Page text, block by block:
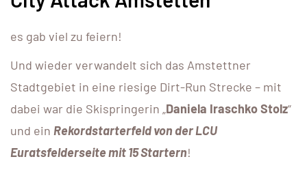
es gab viel zu feiern!
Und wieder verwandelt sich das Amstettner
Stadtgebiet in eine riesige Dirt-Run Strecke – mit
dabei war die Skispringerin „Daniela Iraschko Stolz“
und ein Rekordstarterfeld von der LCU
Euratsfelderseite mit 15 Startern!